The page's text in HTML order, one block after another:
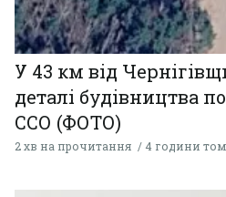
У 43 км від
деталі будівництва
ССО (ФОТО)
2 хв на прочитання 4 години